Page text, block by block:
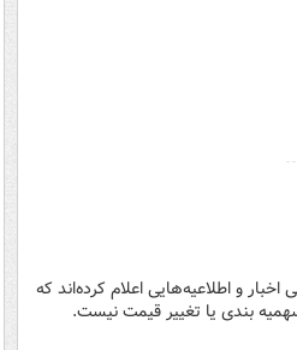
و اطلاعیه‌هایی اعلام کرده‌اند که
بندی یا تغییر قیمت نیست.